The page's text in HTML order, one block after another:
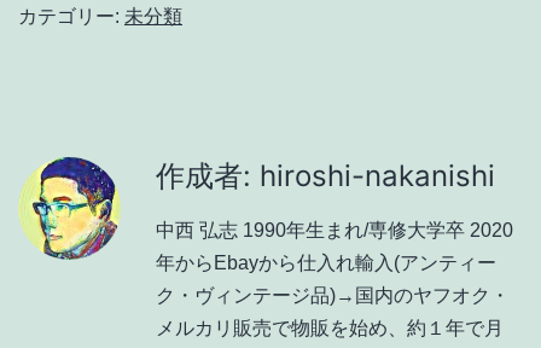
カテゴリー: 未分類
作成者: hiroshi-nakanishi
中西 弘志 1990年生まれ/専修大学卒 2020
年からEbayから仕入れ輸入(アンティー
ク・ヴィンテージ品)→国内のヤフオク・
メルカリ販売で物販を始め、約１年で月